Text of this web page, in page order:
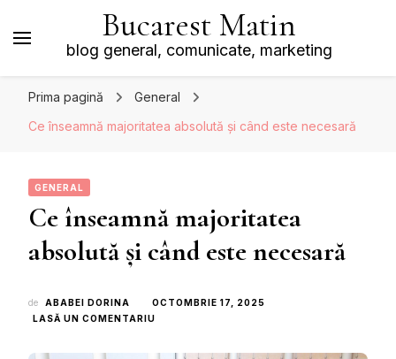
Bucarest Matin
blog general, comunicate, marketing
Prima pagină
General
Ce înseamnă majoritatea absolută și când este necesară
GENERAL
Ce înseamnă majoritatea
absolută și când este necesară
de ABABEI DORINA
OCTOMBRIE 17, 2025
LASĂ UN COMENTARIU